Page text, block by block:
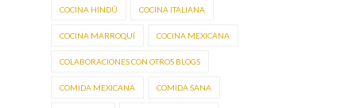
COCINA HINDÚ COCINA ITALIANA
COCINA MARROQUÍ COCINA MEXICANA
COLABORACIONES CON OTROS BLOGS
COMIDA MEXICANA COMIDA SANA